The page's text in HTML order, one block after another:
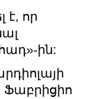
է, որ
ին:
Ֆաբրիցիո